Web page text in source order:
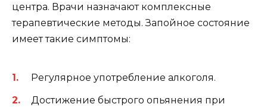
центра. Врачи назначают комплексные
терапевтические методы. Запойное состояние
имеет такие симптомы:
Регулярное употребление алкоголя.
Достижение быстрого опьянения при